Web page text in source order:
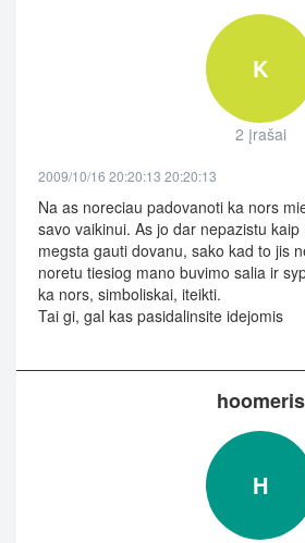
K
2 įrašai
2009/10/16 20:20:13 20:20:13
Na as noreciau padovanoti ka nors
savo vaikinui. As jo dar nepazistu
megsta gauti dovanu, sako kad to jis
noretu tiesiog mano buvimo salia ir
ka nors, simboliskai, iteikti.
Tai gi, gal kas pasidalinsite idejomis
hoomeris
H